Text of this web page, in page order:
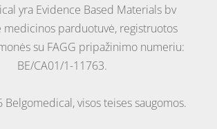
yra Evidence Based Materials bv
parduotuvė, registruotos
su FAGG pripažinimo numeriu:
BE/CA01/1-11763.
visos teises saugomos.